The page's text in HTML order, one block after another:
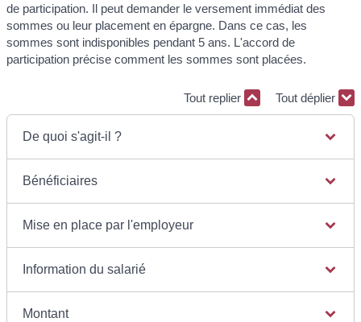
de participation. Il peut demander le versement immédiat des
sommes ou leur placement en épargne. Dans ce cas, les
sommes sont indisponibles pendant 5 ans. L'accord de
participation précise comment les sommes sont placées.
Tout replier Tout déplier
De quoi s'agit-il ?
Bénéficiaires
Mise en place par l'employeur
Information du salarié
Montant